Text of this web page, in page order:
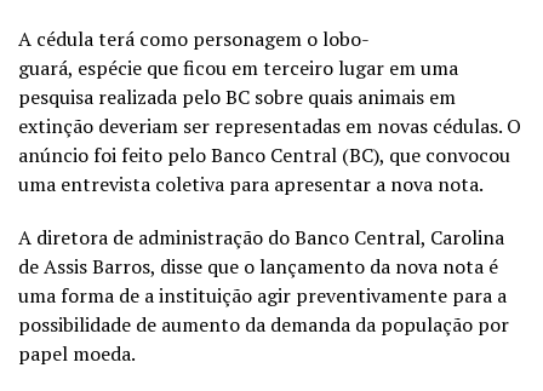
A cédula terá como personagem o lobo-
guará, espécie que ficou em terceiro lugar em uma
pesquisa realizada pelo BC sobre quais animais em
extinção deveriam ser representadas em novas cédulas. O
anúncio foi feito pelo Banco Central (BC), que convocou
uma entrevista coletiva para apresentar a nova nota.
A diretora de administração do Banco Central, Carolina
de Assis Barros, disse que o lançamento da nova nota é
uma forma de a instituição agir preventivamente para a
possibilidade de aumento da demanda da população por
papel moeda.